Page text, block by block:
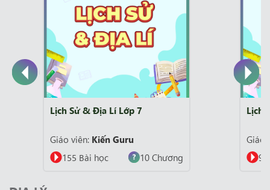
Lịch Sử Lớp 7 Chương trình cũ
Giáo viên:
93 Bài học